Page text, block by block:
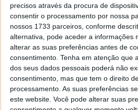
precisos através da procura de
consentir o processamento por nossa
nossos 1733 parceiros, conforme
alternativa, pode aceder a informações
alterar as suas preferências antes de
consentimento. Tenha em atenção que
dos seus dados pessoais poderá não
consentimento, mas que tem o direito
processamento. As suas preferências
este website. Você pode alterar suas
PCTrans Professional:
informação entre PCs é
30 OUT 2018·SOFTWARE